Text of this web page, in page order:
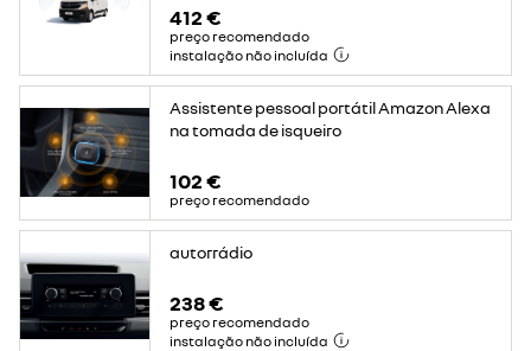
412 €
preço recomendado
instalação não incluída
Assistente pessoal portátil Amazon Alexa
na tomada de isqueiro
102 €
preço recomendado
autorrádio
238 €
preço recomendado
instalação não incluída